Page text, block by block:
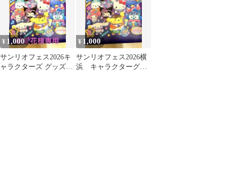
¥ 1,000
サンリオフェス2026キ
ャラクターズ グッズセ
¥ 1,000
サンリオフェス2026横
浜 キャラクターグッ